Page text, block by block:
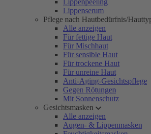
Lippenpeeling
Lippenserum
Pflege nach Hautbedürfnis/
Alle anzeigen
Für fettige Haut
Für Mischhaut
Für sensible Haut
Für trockene Haut
Für unreine Haut
Anti-Aging-Gesichtspflege
Gegen Rötungen
Mit Sonnenschutz
Gesichtsmasken
Alle anzeigen
Augen- & Lippenmasken